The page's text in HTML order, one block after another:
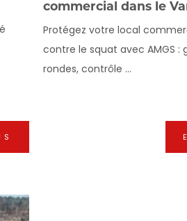
commercial dans le
Protégez votre local
contre le squat avec AMGS
rondes, contrôle ...